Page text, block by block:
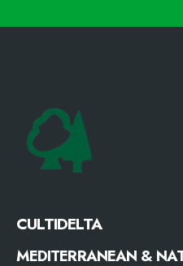
CULTIDELTA
MEDITERRANEAN &